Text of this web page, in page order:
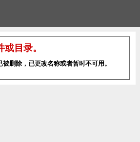
目录。
删除，已更改名称或者暂时不可用。